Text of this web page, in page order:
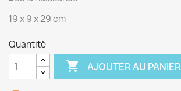
19 x 9 x 29 cm
Quantité
 AJOUTER AU PANIER